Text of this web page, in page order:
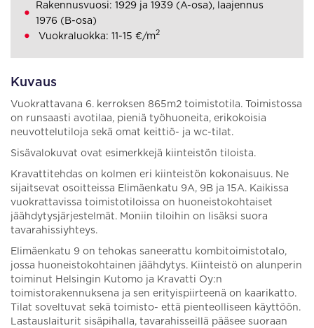
Kuvaus
Vuokrattavana 6. kerroksen 865m2 toimistotila. Toimistossa
on runsaasti avotilaa, pieniä työhuoneita, erikokoisia
neuvottelutiloja sekä omat keittiö- ja wc-tilat.
Sisävalokuvat ovat esimerkkejä kiinteistön tiloista.
Kravattitehdas on kolmen eri kiinteistön kokonaisuus. Ne
sijaitsevat osoitteissa Elimäenkatu 9A, 9B ja 15A. Kaikissa
vuokrattavissa toimistotiloissa on huoneistokohtaiset
jäähdytysjärjestelmät. Moniin tiloihin on lisäksi suora
tavarahissiyhteys.
Elimäenkatu 9 on tehokas saneerattu kombitoimistotalo,
jossa huoneistokohtainen jäähdytys. Kiinteistö on alunperin
toiminut Helsingin Kutomo ja Kravatti Oy:n
toimistorakennuksena ja sen erityispiirteenä on kaarikatto.
Tilat soveltuvat sekä toimisto- että pienteolliseen käyttöön.
Lastauslaiturit sisäpihalla, tavarahisseillä pääsee suoraan
Rakennusvuosi: 1929 ja 1939 (A-osa), laajennus
1976 (B-osa)
Vuokraluokka: 11-15 €/m2